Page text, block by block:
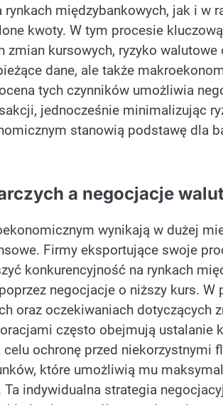
międzybankowych, jak i w
kwoty. W tym procesie
zmian kursowych, ryzyko
dane, ale także
tych czynników umożliwia
jednocześnie minimalizując
stanowią podstawę dla
a negocjacje
wynikają w dużej
Firmy eksportujące swoje
konkurencyjność na rynkach
negocjacje o niższy kurs. W
oraz oczekiwaniach dotyczących
często obejmują ustalanie
ochronę przed niekorzystnymi
które umożliwią mu
indywidualna strategia